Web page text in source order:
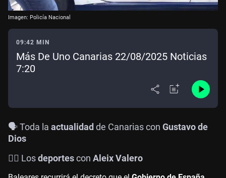
Imagen: Policía Nacional
09:42 MIN
Más De Uno Canarias 22/08/2025 Noticias
7:20
🗣️ Toda la actualidad de Canarias con Gustavo de
Dios
🤾‍♀️ Losdeportescon Aleix Valero